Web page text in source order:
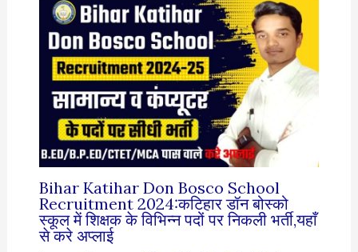
Bihar Katihar Don Bosco School
Recruitment 2024:कटिहार डॉन बोस्को
स्कूल में शिक्षक के विभिन्न पदों पर निकली भर्ती,यहाँ
से करे अप्लाई